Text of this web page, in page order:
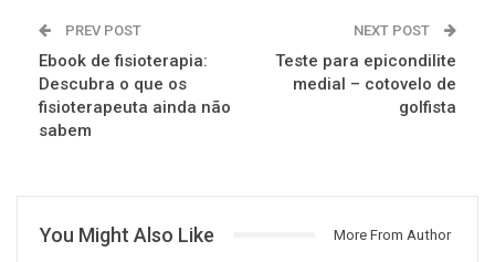
PREV POST
Ebook de fisioterapia:
Descubra o que os
fisioterapeuta ainda não
sabem
NEXT POST
Teste para epicondilite
medial – cotovelo de
golfista
You Might Also Like More From Author